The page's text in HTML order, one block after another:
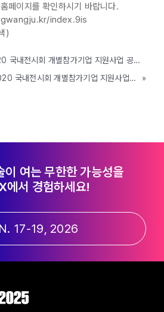
페이지를 확인하시기 바랍니다.
index.9is
)
[지원사업] 수원시 2020 국내전시회 개별참가기업 지원사업 공고(~2.24)
[지원사업] 광주광역시 2020 국내전시회 개별참가기업 지원사업 공고(~3.11)
»
이 여는 무한한 가능성을
에서 경험하세요!
17-19, 2026